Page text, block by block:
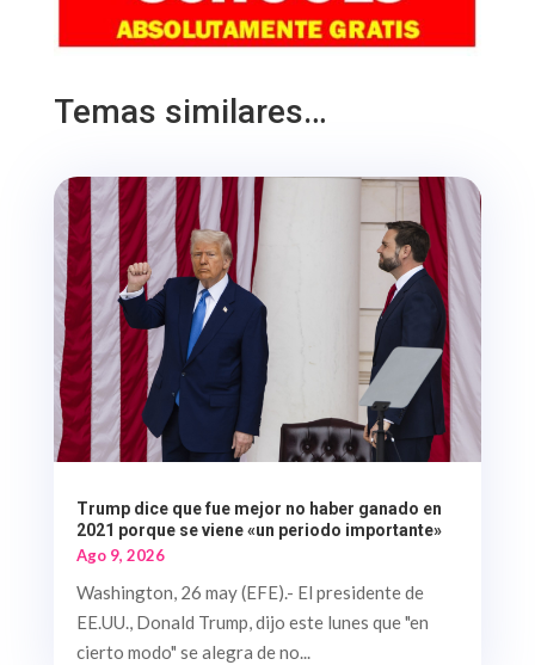
Temas similares…
Trump dice que fue mejor no haber ganado en
2021 porque se viene «un periodo importante»
Ago 9, 2026
Washington, 26 may (EFE).- El presidente de
EE.UU., Donald Trump, dijo este lunes que "en
cierto modo" se alegra de no...